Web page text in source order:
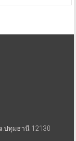
.ปทุมธานี 12130